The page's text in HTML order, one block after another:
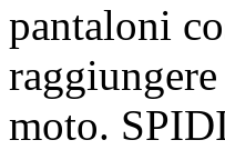
pantaloni
moto.